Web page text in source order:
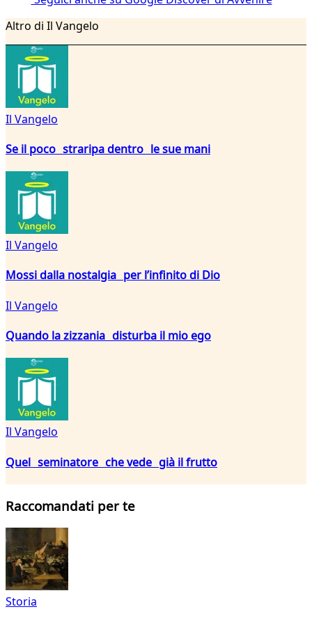
Altro di Il Vangelo
Il Vangelo
Se il poco straripa dentro le sue mani
Il Vangelo
Mossi dalla nostalgia per l’infinito di Dio
Il Vangelo
Quando la zizzania disturba il mio ego
Il Vangelo
Quel seminatore che vede già il frutto
Raccomandati per te
Storia